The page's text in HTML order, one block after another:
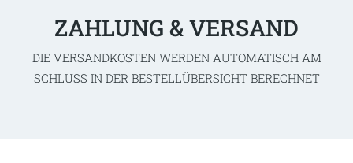
ZAHLUNG & VERSAND
DIE VERSANDKOSTEN WERDEN AUTOMATISCH AM
SCHLUSS IN DER BESTELLÜBERSICHT BERECHNET